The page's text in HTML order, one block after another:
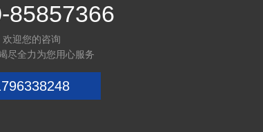
85857366
欢迎您的咨询
尽全力为您用心服务